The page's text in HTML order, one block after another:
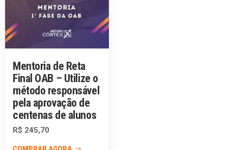
Mentoria de Reta
Final OAB – Utilize o
método responsável
pela aprovação de
centenas de alunos
R$ 245,70